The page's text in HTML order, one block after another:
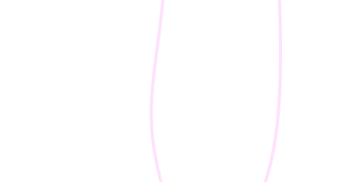
3 ideaa loppukesän puutarhaan